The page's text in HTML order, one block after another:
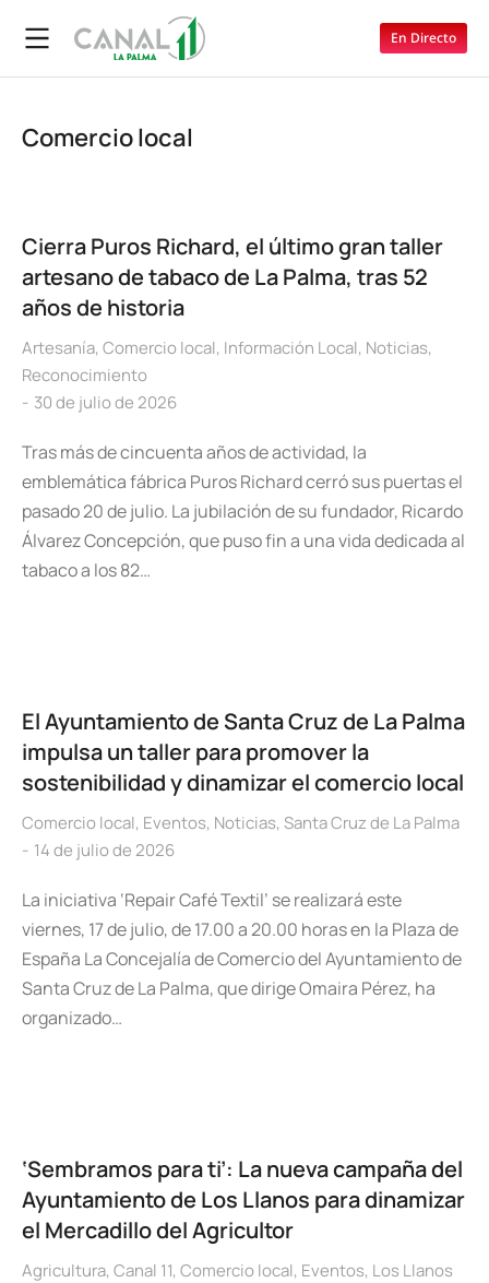
En Directo
Comercio local
Cierra Puros Richard, el último gran taller
artesano de tabaco de La Palma, tras 52
años de historia
Artesanía, Comercio local, Información Local, Noticias,
Reconocimiento
30 de julio de 2026
Tras más de cincuenta años de actividad, la
emblemática fábrica Puros Richard cerró sus puertas el
pasado 20 de julio. La jubilación de su fundador, Ricardo
Álvarez Concepción, que puso fin a una vida dedicada al
tabaco a los 82…
El Ayuntamiento de Santa Cruz de La Palma
impulsa un taller para promover la
sostenibilidad y dinamizar el comercio local
Comercio local, Eventos, Noticias, Santa Cruz de La Palma
14 de julio de 2026
La iniciativa ‘Repair Café Textil’ se realizará este
viernes, 17 de julio, de 17.00 a 20.00 horas en la Plaza de
España La Concejalía de Comercio del Ayuntamiento de
Santa Cruz de La Palma, que dirige Omaira Pérez, ha
organizado…
‘Sembramos para ti’: La nueva campaña del
Ayuntamiento de Los Llanos para dinamizar
el Mercadillo del Agricultor
Agricultura, Canal 11, Comercio local, Eventos, Los Llanos